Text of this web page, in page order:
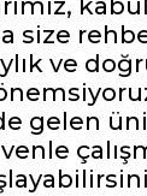
size
ve
gelen